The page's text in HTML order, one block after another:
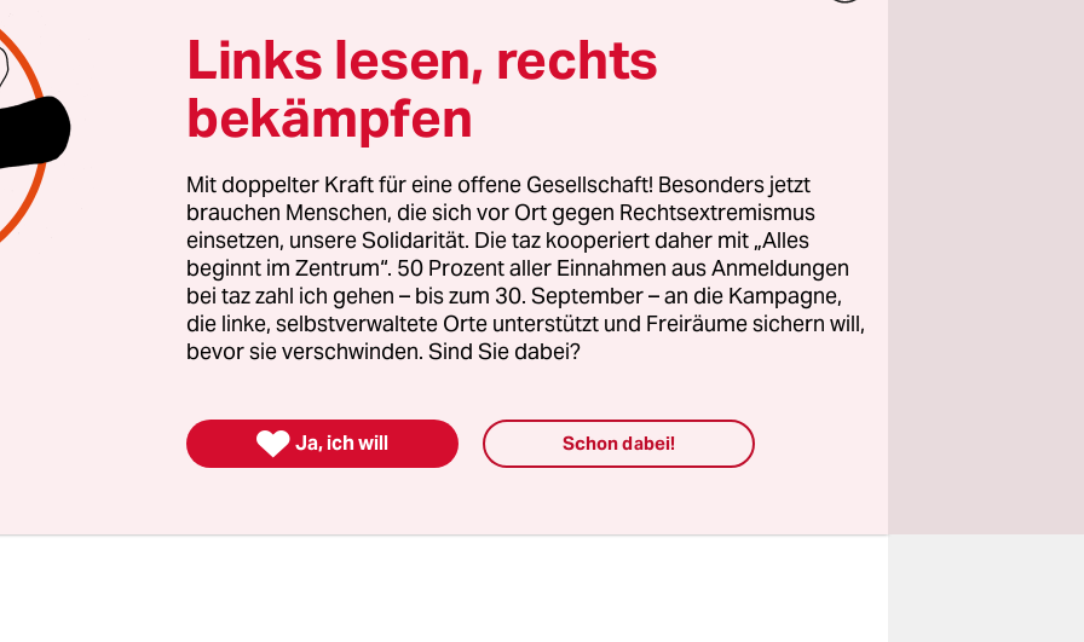
Tokio, gilt bereits der Notstand. Somit sind 70 Prozent
von den Maßnahmen betroffen, zuvor waren es 50
fordern angesichts steigender Infektionszahlen und
Überlastung des Gesundheitssystem einen Notstand
Land.
Links lesen, rechts
bekämpfen
Mit doppelter Kraft für eine offene Gesellschaft! Besonders jetzt
brauchen Menschen, die sich vor Ort gegen Rechtsextremismus
einsetzen, unsere Solidarität. Die taz kooperiert daher mit „Alles
beginnt im Zentrum“. 50 Prozent aller Einnahmen aus Anmeldungen
bei taz zahl ich gehen – bis zum 30. September – an die Kampagne,
die linke, selbstverwaltete Orte unterstützt und Freiräume sichern will,
bevor sie verschwinden. Sind Sie dabei?
 Ja, ich will Schon dabei!